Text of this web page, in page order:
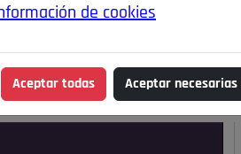
Educaciónde cookies
Aceptar todas Aceptar necesarias